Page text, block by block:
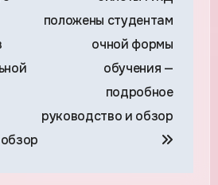
положены студентам
очной формы
обучения —
подробное
руководство и обзор